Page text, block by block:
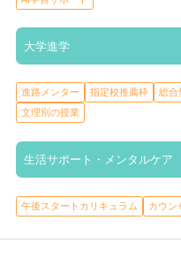
大学進学
進路メンター 指定校推薦枠 総合
文理別の授業
生活サポート・メンタルケア
午後スタートカリキュラム カウン